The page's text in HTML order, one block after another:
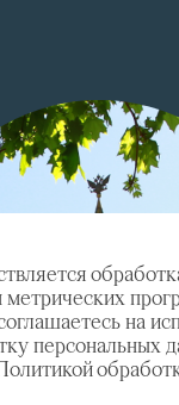
метрических
на
персональных